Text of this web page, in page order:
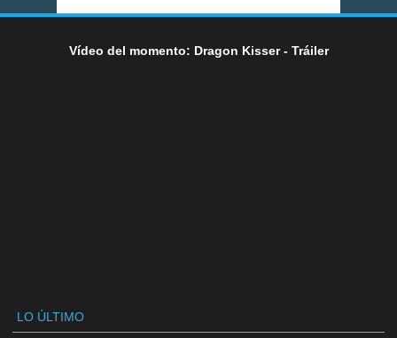
Vídeo del momento: Dragon Kisser - Tráiler
LO ÚLTIMO